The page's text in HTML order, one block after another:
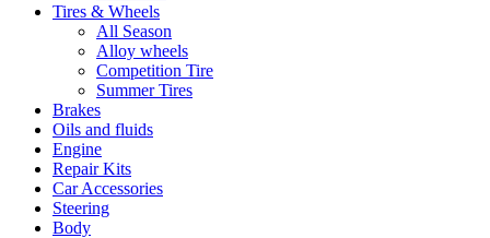
Tires & Wheels
All Season
Alloy wheels
Competition Tire
Summer Tires
Brakes
Oils and fluids
Engine
Repair Kits
Car Accessories
Steering
Body